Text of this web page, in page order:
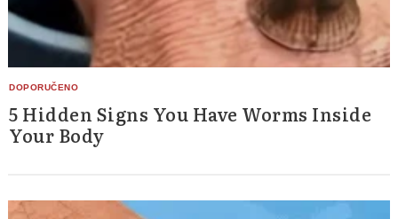
5 Hidden Signs You Have Worms Inside
Your Body